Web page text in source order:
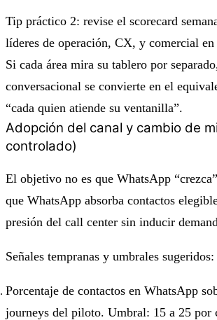
Tip práctico 2: revise el scorecard
líderes de operación, CX, y comercial en
Si cada área mira su tablero por
conversacional se convierte en el
“cada quien atiende su ventanilla”.
Adopción del canal y cambio de
controlado)
El objetivo no es que WhatsApp
que WhatsApp absorba contactos
presión del call center sin inducir
Señales tempranas y umbrales sugeridos:
Porcentaje de contactos en WhatsApp
journeys del piloto. Umbral: 15 a 25 por